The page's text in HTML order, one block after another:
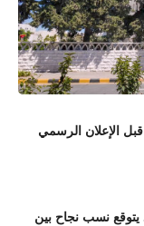
الإعلان الرسمي
يتوقع نسب نجاح بين